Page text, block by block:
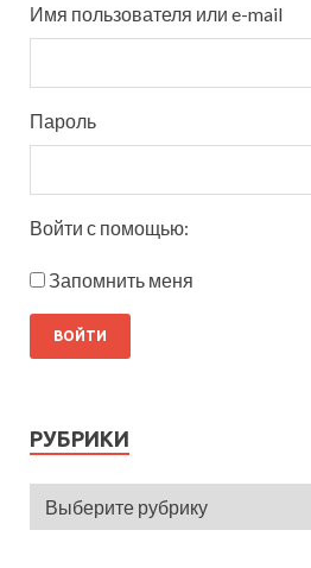
Имя пользователя или e-mail
Пароль
Войти с помощью:
Запомнить меня
РУБРИКИ